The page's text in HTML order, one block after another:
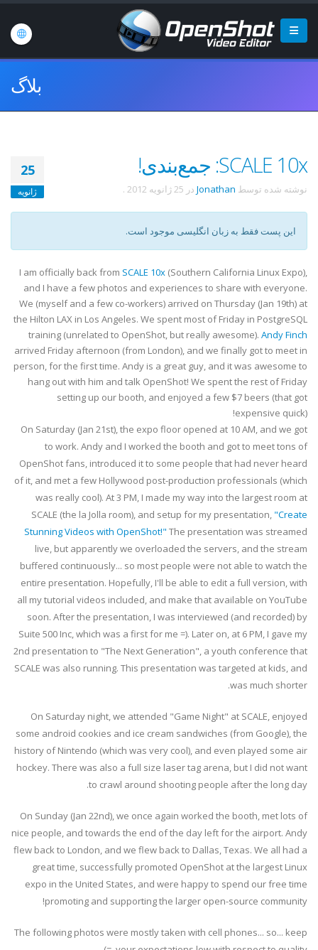
بلاگ
25
ژانویه
SCALE 10x: جمع‌بندی!
نوشته شده توسط Jonathan در 25 ژانویه 2012 .
این پست فقط به زبان انگلیسی موجود است.
I am officially back from SCALE 10x (Southern California Linux Expo),
and I have a few photos and experiences to share with everyone.
We (myself and a few co-workers) arrived on Thursday (Jan 19th) at
the Hilton LAX in Los Angeles. We spent most of Friday in PostgreSQL
training (unrelated to OpenShot, but really awesome). Andy Finch
arrived Friday afternoon (from London), and we finally got to meet in
person, for the first time. Andy is a great guy, and it was awesome to
hang out with him and talk OpenShot! We spent the rest of Friday
setting up our booth, and enjoyed a few $7 beers (that got
expensive quick)!
On Saturday (Jan 21st), the expo floor opened at 10 AM, and we got
to work. Andy and I worked the booth and got to meet tons of
OpenShot fans, introduced it to some people that had never heard
of it, and met a few Hollywood post-production professionals (which
was really cool). At 3 PM, I made my way into the largest room at
SCALE (the la Jolla room), and setup for my presentation, "Create
Stunning Videos with OpenShot!" The presentation was streamed
live, but apparently we overloaded the servers, and the stream
buffered continuously... so most people were not able to watch the
entire presentation. Hopefully, I'll be able to edit a full version, with
all my tutorial videos included, and make that available on YouTube
soon. After the presentation, I was interviewed (and recorded) by
Suite 500 Inc, which was a first for me =). Later on, at 6 PM, I gave my
2nd presentation to "The Next Generation", a youth conference that
SCALE was also running. This presentation was targeted at kids, and
was much shorter.
On Saturday night, we attended "Game Night" at SCALE, enjoyed
some android cookies and ice cream sandwiches (from Google), the
history of Nintendo (which was very cool), and even played some air
hockey. There was also a full size laser tag arena, but I did not want
to crawl around shooting people after the long day.
On Sunday (Jan 22nd), we once again worked the booth, met lots of
nice people, and towards the end of the day left for the airport. Andy
flew back to London, and we flew back to Dallas, Texas. We all had a
great time, successfully promoted OpenShot at the largest Linux
expo in the United States, and were happy to spend our free time
promoting and supporting the larger open-source community!
The following photos were mostly taken with cell phones... so... keep